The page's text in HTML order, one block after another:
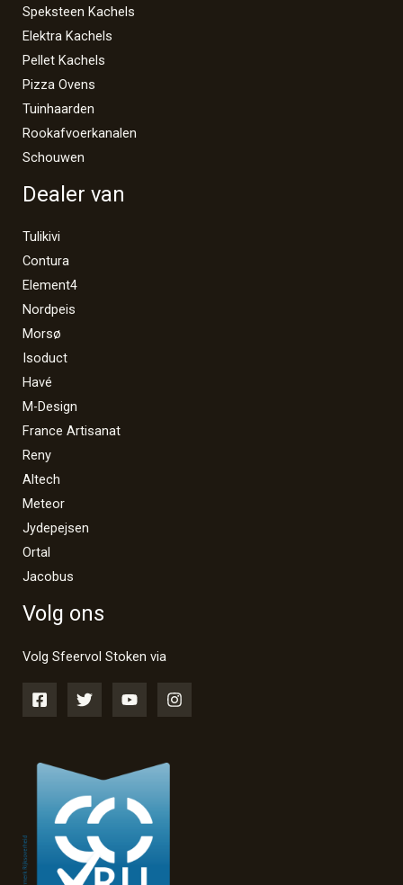
Speksteen Kachels
Elektra Kachels
Pellet Kachels
Pizza Ovens
Tuinhaarden
Rookafvoerkanalen
Schouwen
Dealer van
Tulikivi
Contura
Element4
Nordpeis
Morsø
Isoduct
Havé
M-Design
France Artisanat
Reny
Altech
Meteor
Jydepejsen
Ortal
Jacobus
Volg ons
Volg Sfeervol Stoken via